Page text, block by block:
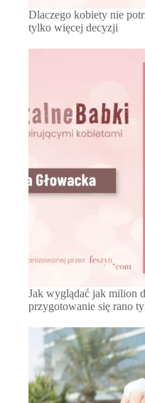
Dlaczego kobiety nie
tylko więcej decyzji
Jak wyglądać jak milion
przygotowanie się rano